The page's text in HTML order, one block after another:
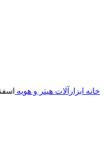
خانه ابزارآلات هیتر و هویه